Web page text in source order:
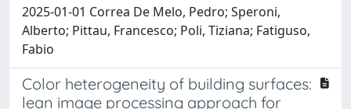
2025-01-01 Correa De Melo, Pedro; Speroni,
Alberto; Pittau, Francesco; Poli, Tiziana; Fatiguso,
Fabio
Color heterogeneity of building surfaces:
lean image processing approach for